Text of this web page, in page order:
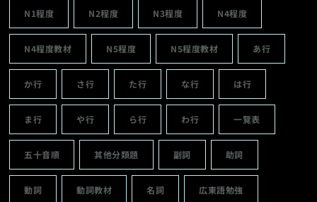
N1程度 N2程度 N3程度 N4程度
N4程度教材 N5程度 N5程度教材 あ行
か行 さ行 た行 な行 は行
ま行 や行 ら行 わ行 一覽表
五十音順 其他分類題 副詞 助詞
動詞 動詞教材 名詞 広東語勉強